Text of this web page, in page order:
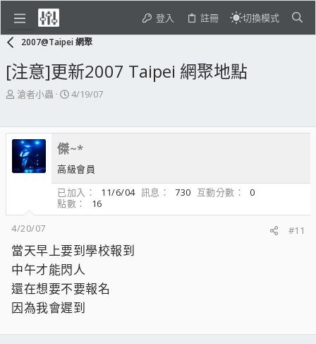
登入 註冊 切換模式
2007@Taipei 網聚
[注意]更新2007 Taipei 網聚地點
主
起
人
滄者小蟲
開
期
4/19/07
傑~*
高級會員
已加入
11/6/04 訊息 730 互動分數
0
點數
16
4/20/07
#11
當天早上要到學校報到
中午才能閃人
還在想要不要報名
因為我會遲到